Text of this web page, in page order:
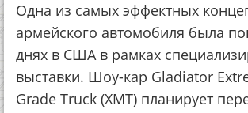
Одна из самых эффектных
армейского автомобиля была
днях в США в рамках
выставки. Шоу-кар Gladiator
Grade Truck (XMT) планирует